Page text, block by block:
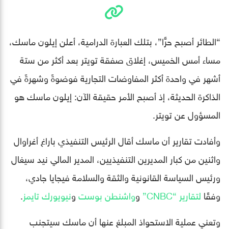
“الطائر أصبح حرًّا”، بتلك العبارة الدرامية، أعلن إيلون ماسك،
مساء أمس الخميس، إغلاق صفقة تويتر بعد أكثر من ستة
أشهر في واحدة أكثر المفاوضات التجارية فوضوةً وشهرةً في
الذاكرة الحديثة، إذ أصبح الأمر حقيقة الآن: إيلون ماسك هو
المسؤول عن تويتر.
وأفادت تقارير أن ماسك أقال الرئيس التنفيذي باراغ أغراوال
واثنين من كبار المديرين التنفيذيين، المدير المالي نيد سيغال
ورئيس السياسة القانونية والثقة والسلامة فيجايا جادي،
وفقًا لتقارير “CNBC” وواشنطن بوستونيويورك تايمز.
وتعني عملية الاستحواذ المبلغ عنها أن ماسك سيتجنب